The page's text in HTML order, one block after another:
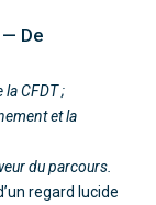
De
CFDT ;
et la
du parcours.
regard lucide